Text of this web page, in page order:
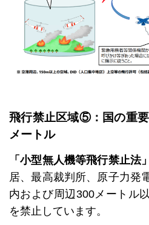
飛行禁止区域⑤：国の重
メートル
「小型無人機等飛行禁止法」
居、最高裁判所、原子力発
内および周辺300メートル
を禁止しています。